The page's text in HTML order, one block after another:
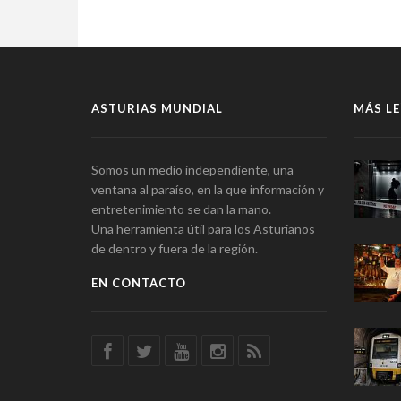
ASTURIAS MUNDIAL
Somos un medio independiente, una
ventana al paraíso, en la que información y
entretenimiento se dan la mano.
Una herramienta útil para los Asturianos
de dentro y fuera de la región.
EN CONTACTO
MÁS